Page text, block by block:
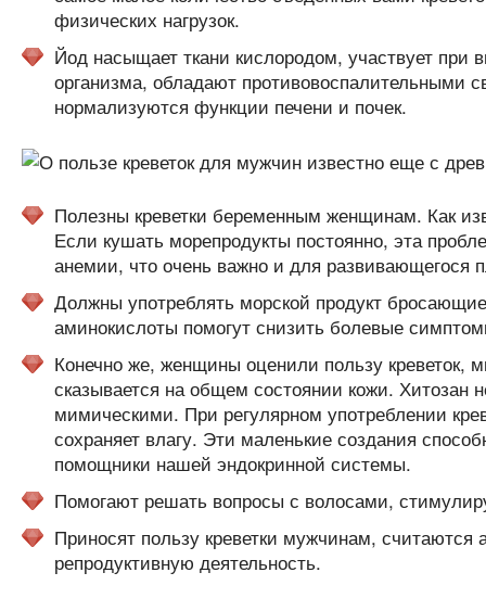
физических нагрузок.
Йод насыщает ткани кислородом, участвует при
организма, обладают противовоспалительными
нормализуются функции печени и почек.
Полезны креветки беременным женщинам. Как
Если кушать морепродукты постоянно, эта
анемии, что очень важно и для развивающегося
Должны употреблять морской продукт
аминокислоты помогут снизить болевые
Конечно же, женщины оценили пользу креветок,
сказывается на общем состоянии кожи.
мимическими. При регулярном употреблении
сохраняет влагу. Эти маленькие создания
помощники нашей эндокринной системы.
Помогают решать вопросы с волосами,
Приносят пользу креветки мужчинам,
репродуктивную деятельность.